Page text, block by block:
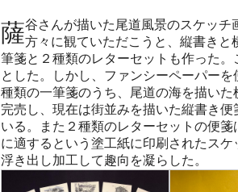
薩谷さんが描いた尾道風景のスケッチ画を少しでも多くの方々に観ていただこうと、縦書きと
筆箋と２種類のレターセットも作った。
とした。しかし、ファンシーペーパーを
種類の一筆箋のうち、尾道の海を描いた
完売し、現在は街並みを描いた縦書き便
いる。また２種類のレターセットの便箋
に適するという塗工紙に印刷されたスケ
浮き出し加工して趣向を凝らした。